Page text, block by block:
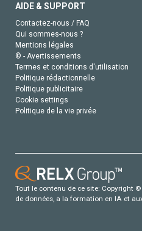
AIDE & SUPPORT
Contactez-nous / FAQ
Qui sommes-nous ?
Mentions légales
© - Avertissements
Termes et conditions d'utilisation
Politique rédactionnelle
Politique publicitaire
Cookie settings
Politique de la vie privée
Tout le contenu de ce site: Copyright
de données, a la formation en IA et